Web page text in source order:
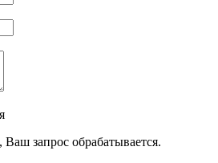
запрос обрабатывается.